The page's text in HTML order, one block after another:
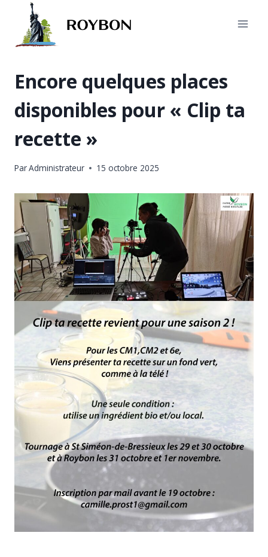
contenu
Encore quelques places
disponibles pour « Clip ta
recette »
ParAdministrateur 15 octobre 2025